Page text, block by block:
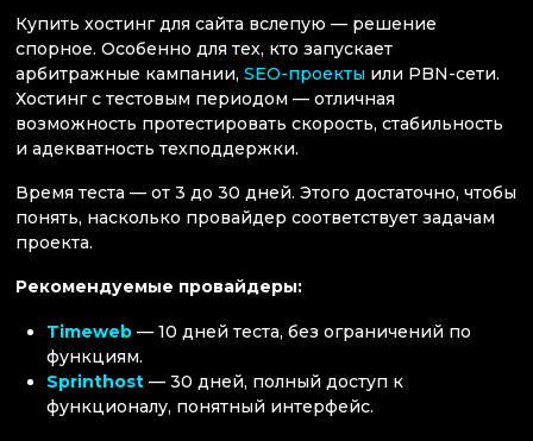
Купить хостинг для сайта вслепую — решение
спорное. Особенно для тех, кто запускает
арбитражные кампании, SEO-проекты или PBN-сети.
Хостинг с тестовым периодом — отличная
возможность протестировать скорость, стабильность
и адекватность техподдержки.
Время теста — от 3 до 30 дней. Этого достаточно, чтобы
понять, насколько провайдер соответствует задачам
проекта.
Рекомендуемые провайдеры:
Timeweb — 10 дней теста, без ограничений по
функциям.
Sprinthost — 30 дней, полный доступ к
функционалу, понятный интерфейс.